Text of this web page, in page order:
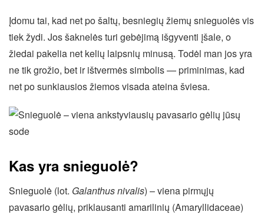
Įdomu tai, kad net po šaltų, besniegių žiemų snieguolės vis
tiek žydi. Jos šaknelės turi gebėjimą išgyventi įšale, o
žiedai pakelia net kelių laipsnių minusą. Todėl man jos yra
ne tik grožio, bet ir ištvermės simbolis — priminimas, kad
net po sunkiausios žiemos visada ateina šviesa.
Kas yra snieguolė?
Snieguolė (lot. Galanthus nivalis) – viena pirmųjų
pavasario gėlių, priklausanti amarilinių (Amaryllidaceae)